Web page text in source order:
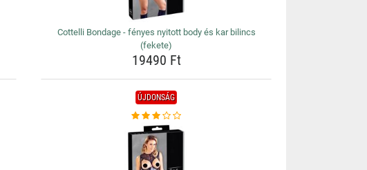
Cottelli Bondage - fényes nyitott body és kar bilincs
(fekete)
19490 Ft
ÚJDONSÁG